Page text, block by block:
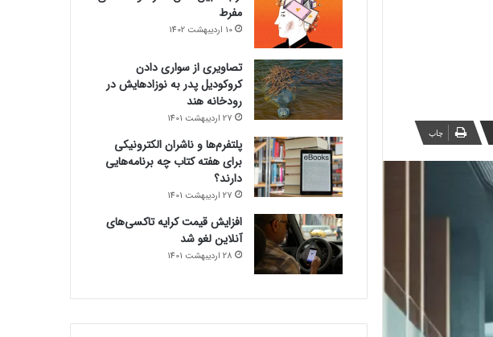
چاپ
مفرط
10 اردیبهشت 1402
تصاویری از سواری دادن
کروکودیل پدر به نوزادهایش در
رودخانه هند
27 اردیبهشت 1401
پلتفرم‌ها و ناشران الکترونیکی
برای هفته کتاب چه برنامه‌هایی
دارند؟
27 اردیبهشت 1401
افزایش قیمت کرایه تاکسی‌های
آنلاین لغو شد
28 اردیبهشت 1401